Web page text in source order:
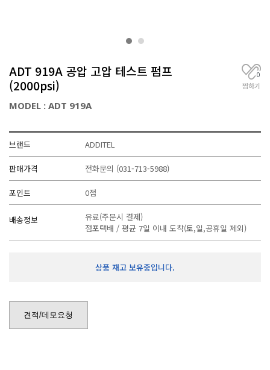
문
ADT 919A 공압 고압 테스트 펌프
(2000psi)
MODEL : ADT 919A
0
찜하기
브랜드 ADDITEL
판매가격 전화문의 (031-713-5988)
포인트 0점
배송정보
유료(주문시 결제)
점포택배 / 평균 7일 이내 도착(토,일,공휴일 제외)
상품 재고 보유중입니다.
견적/데모요청